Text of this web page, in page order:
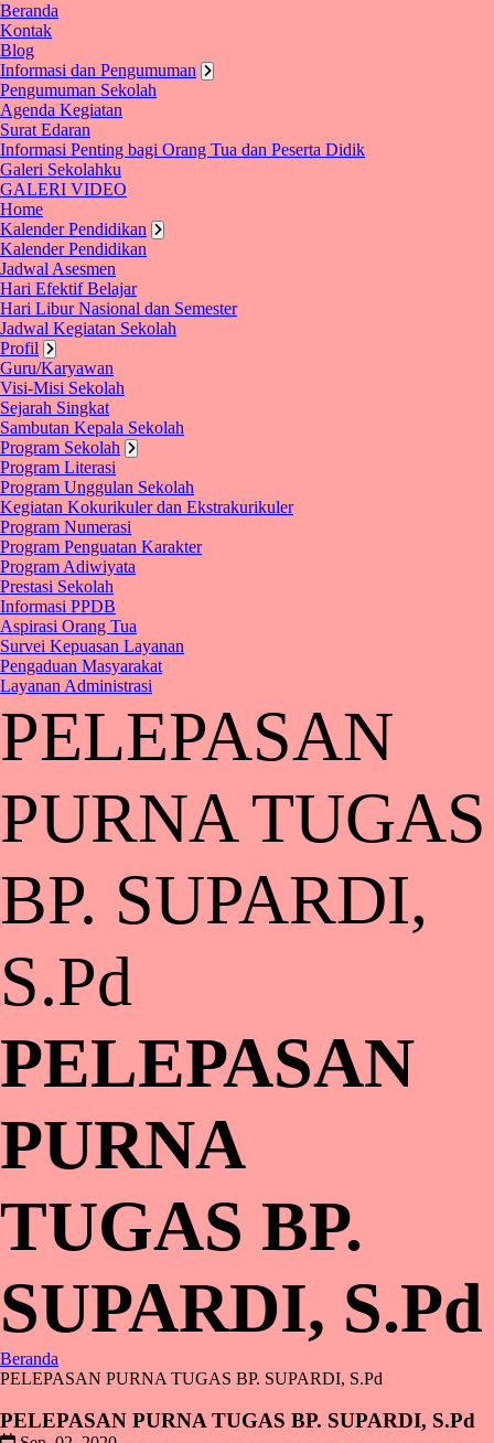
Beranda
Kontak
Blog
Informasi dan Pengumuman
Pengumuman Sekolah
Agenda Kegiatan
Surat Edaran
Informasi Penting bagi Orang Tua dan Peserta Didik
Galeri Sekolahku
GALERI VIDEO
Home
Kalender Pendidikan
Kalender Pendidikan
Jadwal Asesmen
Hari Efektif Belajar
Hari Libur Nasional dan Semester
Jadwal Kegiatan Sekolah
Profil
Guru/Karyawan
Visi-Misi Sekolah
Sejarah Singkat
Sambutan Kepala Sekolah
Program Sekolah
Program Literasi
Program Unggulan Sekolah
Kegiatan Kokurikuler dan Ekstrakurikuler
Program Numerasi
Program Penguatan Karakter
Program Adiwiyata
Prestasi Sekolah
Informasi PPDB
Aspirasi Orang Tua
Survei Kepuasan Layanan
Pengaduan Masyarakat
Layanan Administrasi
PELEPASAN
PURNA TUGAS
BP. SUPARDI,
S.Pd
PELEPASAN
PURNA
TUGAS BP.
SUPARDI, S.Pd
Beranda
PELEPASAN PURNA TUGAS BP. SUPARDI, S.Pd
PELEPASAN PURNA TUGAS BP. SUPARDI, S.Pd